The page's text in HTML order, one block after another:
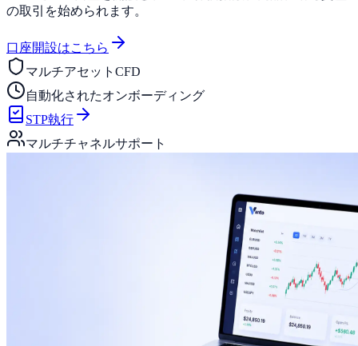
の取引を始められます。
口座開設はこちら
マルチアセットCFD
自動化されたオンボーディング
STP執行
マルチチャネルサポート